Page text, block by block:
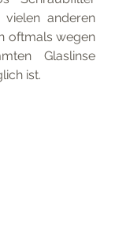
anderen
oftmals wegen
Glaslinse
ist.